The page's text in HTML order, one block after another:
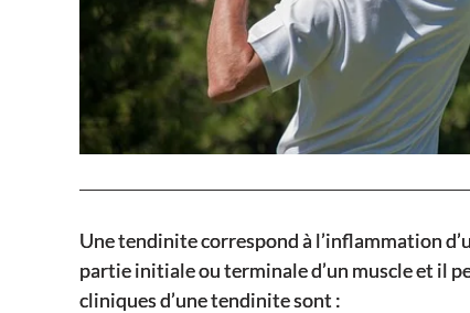
Une tendinite correspond à l’inflammation
partie initiale ou terminale d’un muscle et il
cliniques d’une tendinite sont :